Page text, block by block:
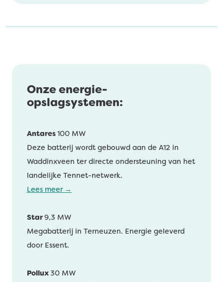
Onze energie-
opslagsystemen:
Antares100 MW
Deze batterij wordt gebouwd aan de A12 in
Waddinxveen ter directe ondersteuning van het
landelijke Tennet-netwerk.
Lees meer →
Star9,3 MW
Megabatterij in Terneuzen. Energie geleverd
door Essent.
Pollux30 MW